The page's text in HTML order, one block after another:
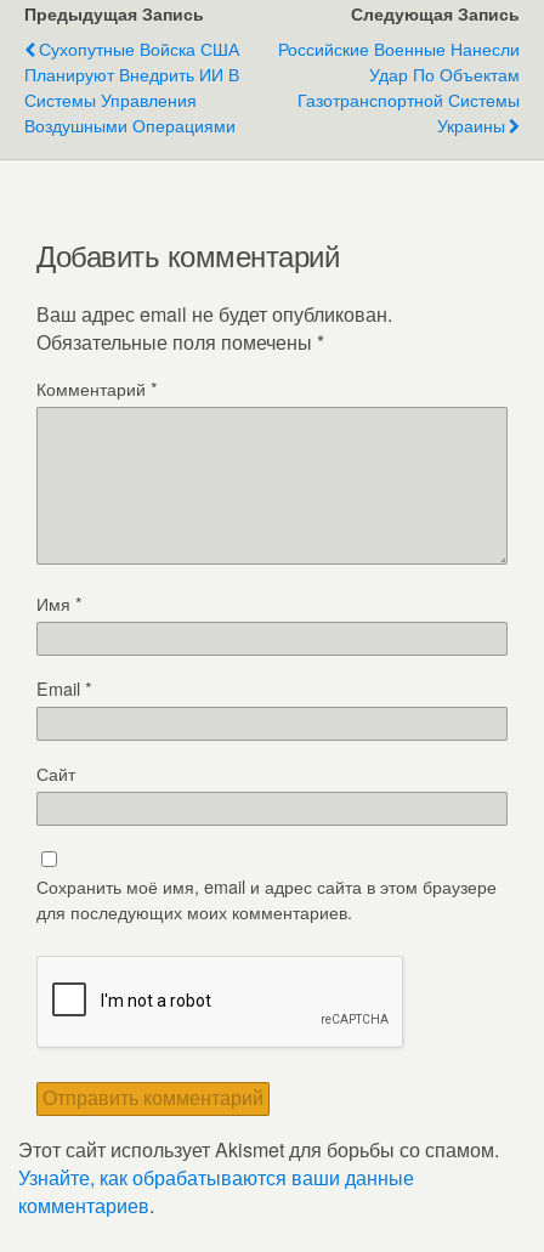
Предыдущая Запись
Сухопутные Войска США
Планируют Внедрить ИИ В
Системы Управления
Воздушными Операциями
Следующая Запись
Российские Военные Нанесли
Удар По Объектам
Газотранспортной Системы
Украины
Добавить комментарий
Ваш адрес email не будет опубликован.
Обязательные поля помечены *
Комментарий *
Имя *
Email*
Сайт
Сохранить моё имя, email и адрес сайта в этом браузере
для последующих моих комментариев.
Этот сайт использует Akismet для борьбы со спамом.
Узнайте, как обрабатываются ваши данные
комментариев.